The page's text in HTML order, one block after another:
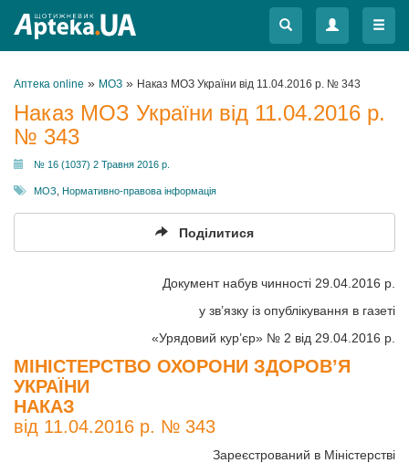
Меню
Меню
Аптека online » МОЗ » Наказ МОЗ України від 11.04.2016 р. № 343
Наказ МОЗ України від 11.04.2016 р.
№ 343
№ 16 (1037) 2 Травня 2016 р.
МОЗ Нормативно-правова інформація
Поділитися
Документ набув чинності 29.04.2016 р.
у зв’язку із опублікування в газеті
«Урядовий кур’єр» № 2 від 29.04.2016 р.
МІНІСТЕРСТВО ОХОРОНИ ЗДОРОВ’Я
УКРАЇНИ
НАКАЗ
від 11.04.2016 р. № 343
Зареєстрований в Міністерстві